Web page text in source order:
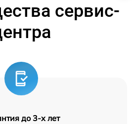
сервис-
до 3-х лет